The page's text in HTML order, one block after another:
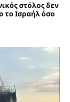
στόλος δεν
το Ισραήλ όσο